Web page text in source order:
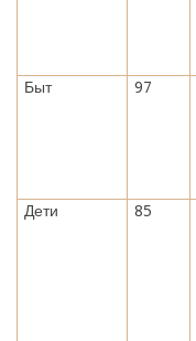
Быт
97
Дети
85